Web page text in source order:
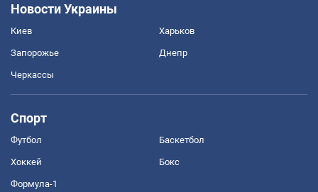
Новости Украины
Киев Харьков
Запорожье Днепр
Черкассы
Спорт
Футбол Баскетбол
Хоккей Бокс
Формула-1